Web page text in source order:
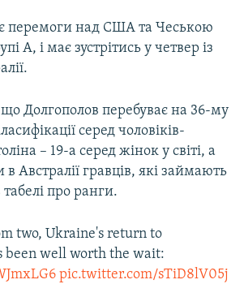
перемоги над США та Чеською
А, і має зустрітись у четвер із
що Долгополов перебуває на 36-му
серед чоловіків-
– 19-а серед жінок у світі, а
Австралії гравців, які займають
про ранги.
two, Ukraine's return to
been well worth the wait:
pic.twitter.com/sTiD8lV05j